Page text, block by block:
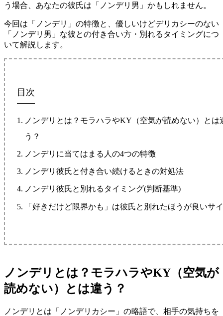
う場合、あなたの彼氏は「ノンデリ男」かもしれません。
今回は「ノンデリ」の特徴と、優しいけどデリカシーのない
「ノンデリ男」な彼との付き合い方・別れるタイミングにつ
いて解説します。
目次
ノンデリとは？モラハラやKY（空気が読めない）とは
う？
ノンデリに当てはまる人の4つの特徴
ノンデリ彼氏と付き合い続けるときの対処法
ノンデリ彼氏と別れるタイミング(判断基準)
「好きだけど限界かも」は彼氏と別れたほうが良いサ
ノンデリとは？モラハラやKY（空気が
読めない）とは違う？
ノンデリとは「ノンデリカシー」の略語で、相手の気持ちを